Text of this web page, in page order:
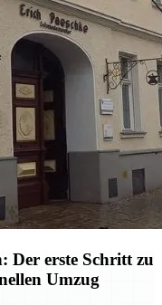
Der erste Schritt zu
Umzug